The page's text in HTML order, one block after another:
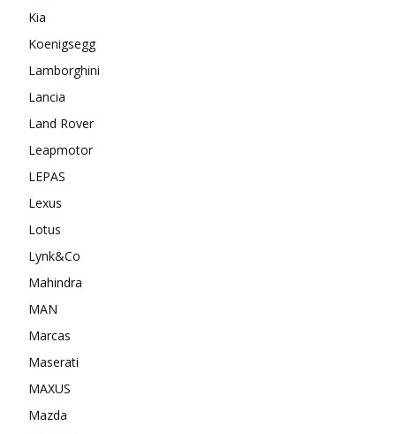
Kia
Koenigsegg
Lamborghini
Lancia
Land Rover
Leapmotor
LEPAS
Lexus
Lotus
Lynk&Co
Mahindra
MAN
Marcas
Maserati
MAXUS
Mazda